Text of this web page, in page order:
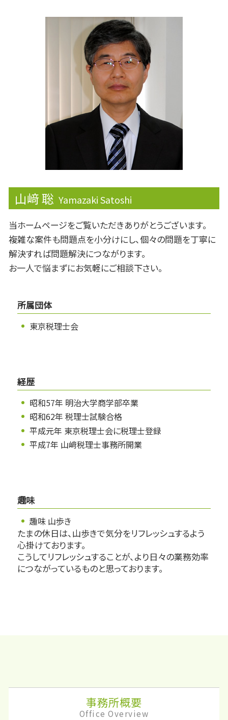
相続 非課税
生命保険 相続税
相続税 申告期限
資金繰り
リスクマネジメント
ライフプランニング
山﨑 聡 Yamazaki Satoshi
当ホームページをご覧いただきありがとうございます。
複雑な案件も問題点を小分けにし、個々の問題を丁寧に
解決すれば問題解決につながります。
お一人で悩まずにお気軽にご相談下さい。
所属団体
東京税理士会
経歴
昭和57年 明治大学商学部卒業
昭和62年 税理士試験合格
平成元年 東京税理士会に税理士登録
平成7年 山﨑税理士事務所開業
趣味
趣味 山歩き
たまの休日は、山歩きで気分をリフレッシュするよう
心掛けております。
こうしてリフレッシュすることが、より日々の業務効率
につながっているものと思っております。
事務所概要
Office Overview